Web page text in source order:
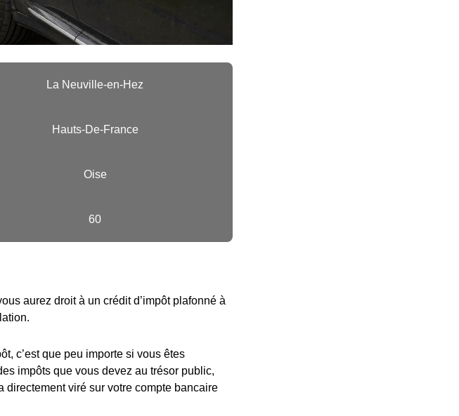
La Neuville-en-Hez
Hauts-De-France
Oise
60
aurez droit à un crédit d’impôt plafonné à
c’est que peu importe si vous êtes
impôts que vous devez au trésor public,
directement viré sur votre compte bancaire